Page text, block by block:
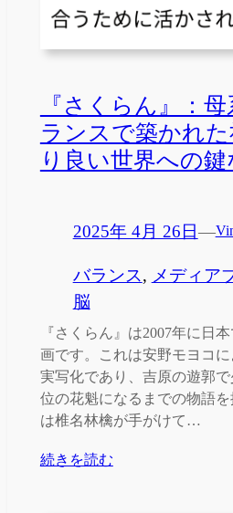
『さくらん』：
ランスで築かれ
り良い世界への鍵
2025年 4月 26日—
バランス, メディア
脳
『さくらん』は2007年に日
画です。これは安野モヨコ
実写化であり、吉原の遊郭
位の花魁になるまでの物語
は椎名林檎が手がけて…
続きを読む